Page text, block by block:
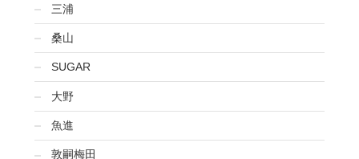
三浦
桑山
SUGAR
大野
魚進
敦嗣梅田